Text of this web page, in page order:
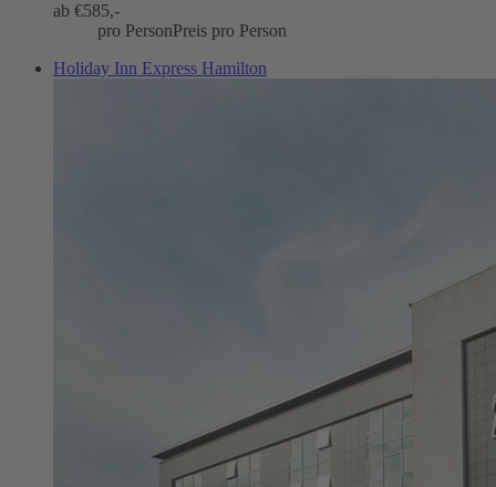
ab €585,-
pro PersonPreis pro Person
Holiday Inn Express Hamilton